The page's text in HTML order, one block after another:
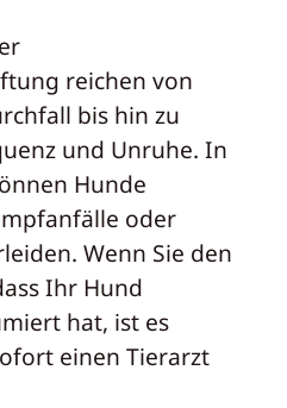
reichen von
bis hin zu
und Unruhe. In
Hunde
oder
Wenn Sie den
Ihr Hund
hat, ist es
einen Tierarzt